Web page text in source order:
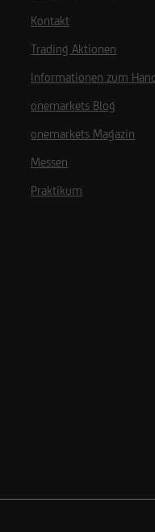
Kontakt
Trading Aktionen
Informationen zum
onemarkets Blog
onemarkets Magazin
Messen
Praktikum